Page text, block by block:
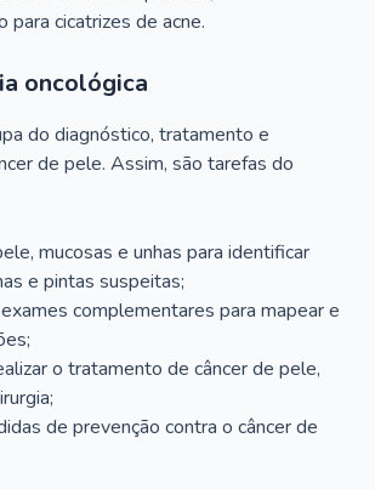
para cicatrizes de acne.
oncológica
do diagnóstico, tratamento e
de pele. Assim, são tarefas do
mucosas e unhas para identificar
e pintas suspeitas;
complementares para mapear e
o tratamento de câncer de pele,
de prevenção contra o câncer de